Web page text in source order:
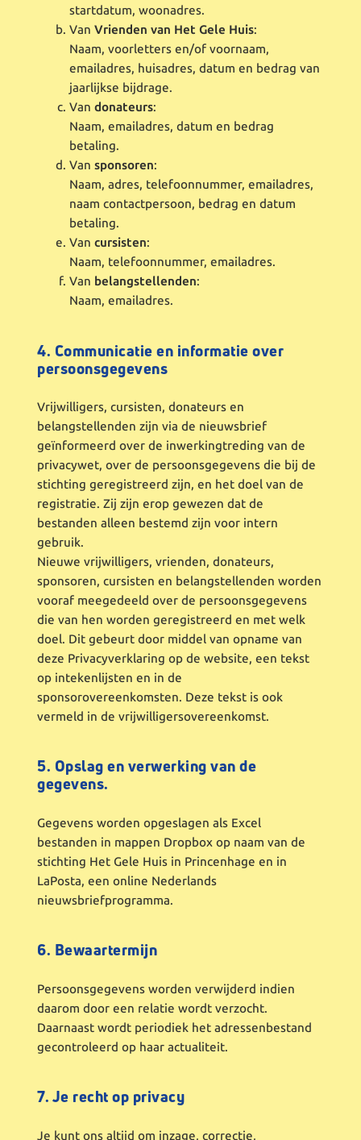
startdatum, woonadres.
VanVrienden van Het Gele Huis:
Naam, voorletters en/of voornaam,
emailadres, huisadres, datum en bedrag van
jaarlijkse bijdrage.
Vandonateurs:
Naam, emailadres, datum en bedrag
betaling.
Vansponsoren:
Naam, adres, telefoonnummer, emailadres,
naam contactpersoon, bedrag en datum
betaling.
Vancursisten:
Naam, telefoonnummer, emailadres.
Van belangstellenden:
Naam, emailadres.
4. Communicatie en informatie over
persoonsgegevens
Vrijwilligers, cursisten, donateurs en
belangstellenden zijn via de nieuwsbrief
geïnformeerd over de inwerkingtreding van de
privacywet, over de persoonsgegevens die bij de
stichting geregistreerd zijn, en het doel van de
registratie. Zij zijn erop gewezen dat de
bestanden alleen bestemd zijn voor intern
gebruik.
Nieuwe vrijwilligers, vrienden, donateurs,
sponsoren, cursisten en belangstellenden worden
vooraf meegedeeld over de persoonsgegevens
die van hen worden geregistreerd en met welk
doel. Dit gebeurt door middel van opname van
deze Privacyverklaring op de website, een tekst
op intekenlijsten en in de
sponsorovereenkomsten. Deze tekst is ook
vermeld in de vrijwilligersovereenkomst.
5. Opslag en verwerking van de
gegevens.
Gegevens worden opgeslagen als Excel
bestanden in mappen Dropbox op naam van de
stichting Het Gele Huis in Princenhage en in
LaPosta, een online Nederlands
nieuwsbriefprogramma.
6. Bewaartermijn
Persoonsgegevens worden verwijderd indien
daarom door een relatie wordt verzocht.
Daarnaast wordt periodiek het adressenbestand
gecontroleerd op haar actualiteit.
7. Je recht op privacy
Je kunt ons altijd om inzage, correctie,